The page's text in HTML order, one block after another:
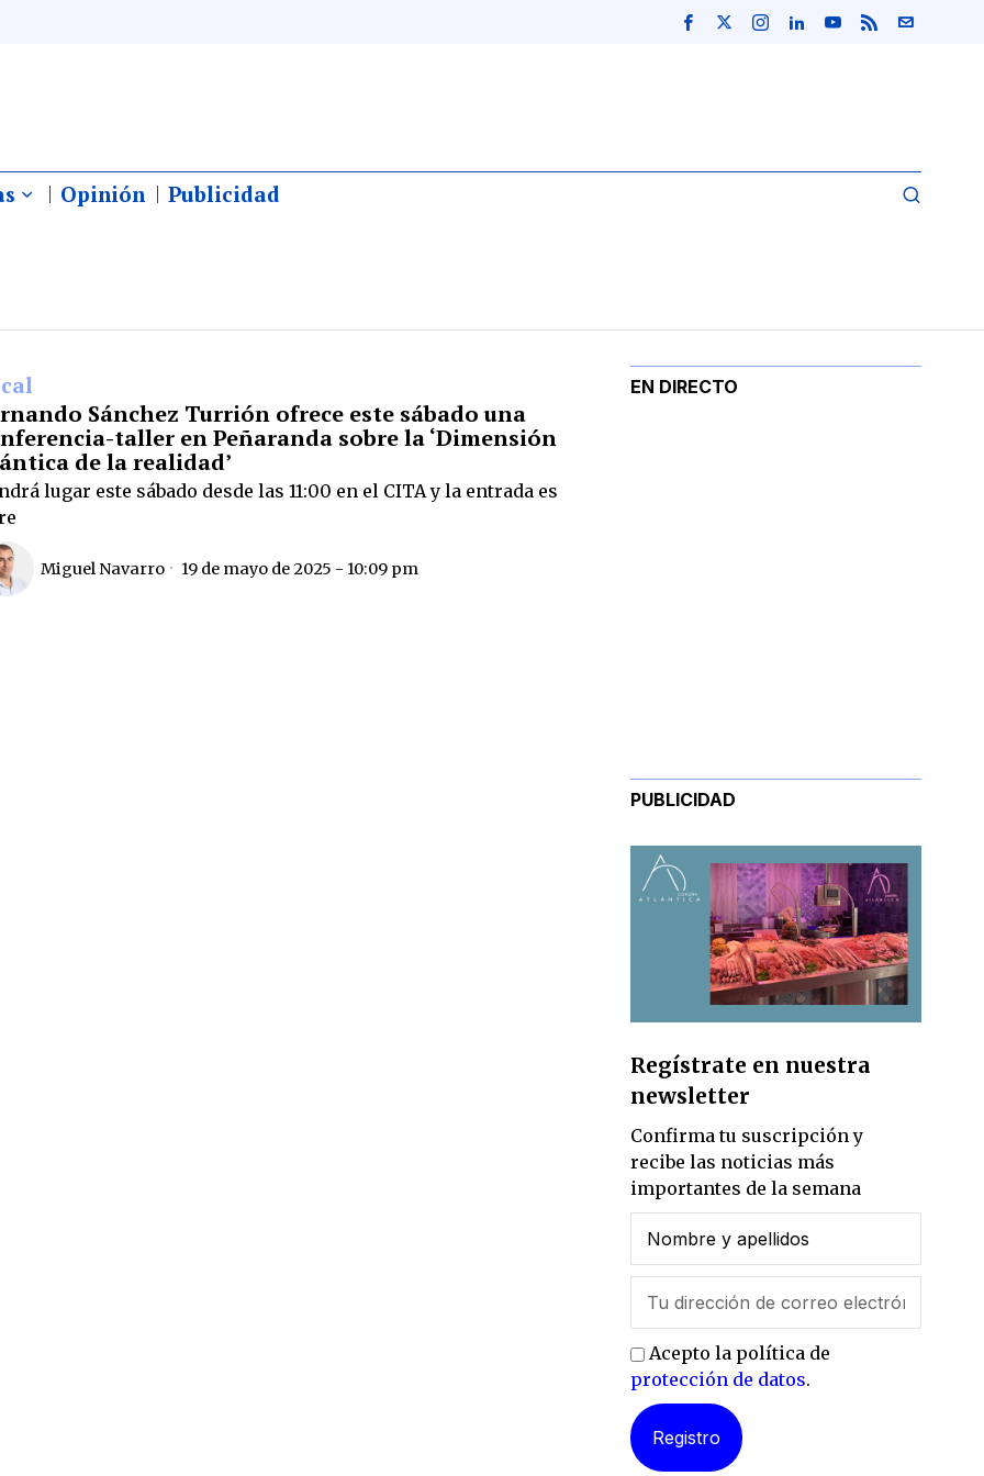
Opinión Publicidad
Sánchez Turrión ofrece este sábado una
taller en Peñaranda sobre la ‘Dimensión
de la realidad’
lugar este sábado desde las 11:00 en el CITA y la entrada es
Miguel Navarro 19 de mayo de 2025 - 10:09 pm
EN DIRECTO
PUBLICIDAD
Regístrate en nuestra
newsletter
Confirma tu suscripción y
recibe las noticias más
importantes de la semana
Acepto la política de
protección de datos.